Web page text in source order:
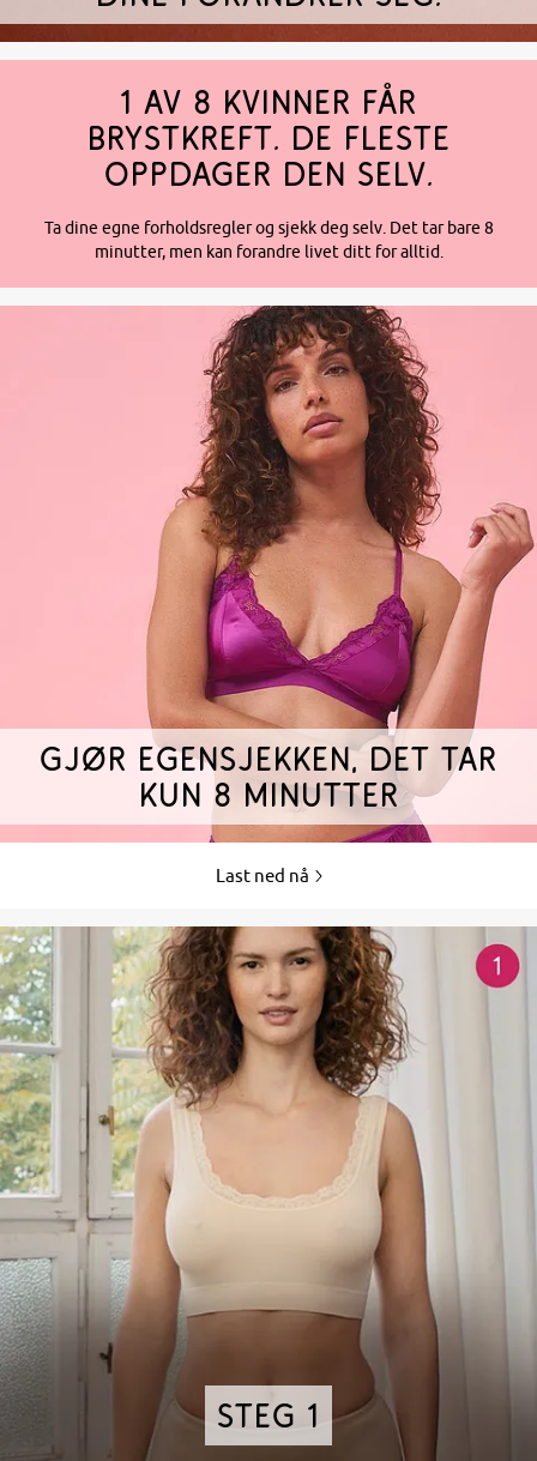
1 AV 8 KVINNER FÅR
BRYSTKREFT. DE FLESTE
OPPDAGER DEN SELV.
Ta dine egne forholdsregler og sjekk deg selv. Det tar bare 8
minutter, men kan forandre livet ditt for alltid.
GJØR EGENSJEKKEN, DET TAR
KUN 8 MINUTTER
Last ned nå
Steg 1​